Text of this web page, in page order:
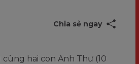
Chia sẻ ngay
hai con Anh Thư (10